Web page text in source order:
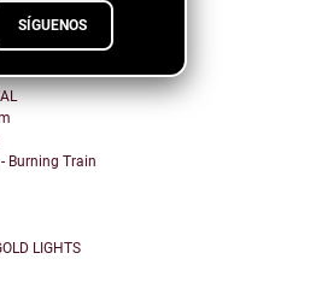
SÍGUENOS
Burning Train
LIGHTS